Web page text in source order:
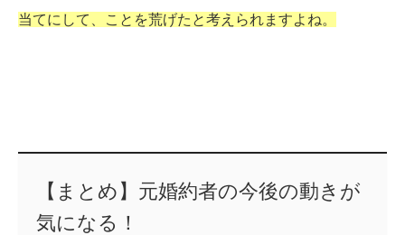
当てにして、ことを荒げたと考えられますよね。
【まとめ】元婚約者の今後の動きが
気になる！